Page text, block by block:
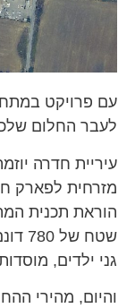
לעבר החלום
עיריית חדרה
מזרחית לפארק
גני ילדים,
והיום, מהירי